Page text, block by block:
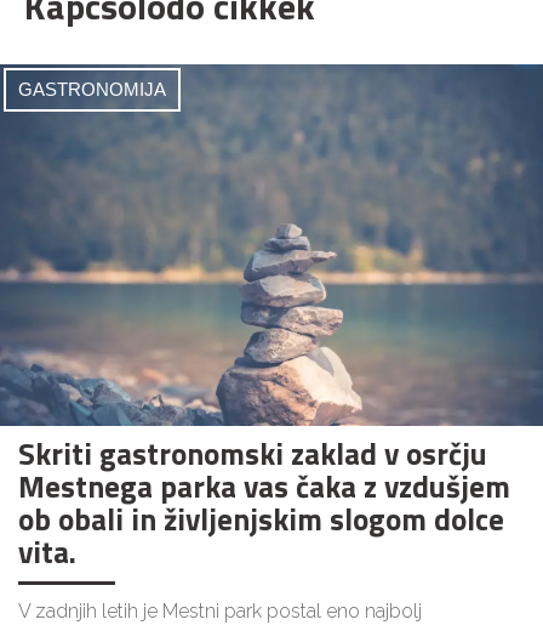
GASTRONOMIJA
Skriti gastronomski zaklad v osrčju
Mestnega parka vas čaka z vzdušjem
ob obali in življenjskim slogom dolce
vita.
V zadnjih letih je Mestni park postal eno najbolj